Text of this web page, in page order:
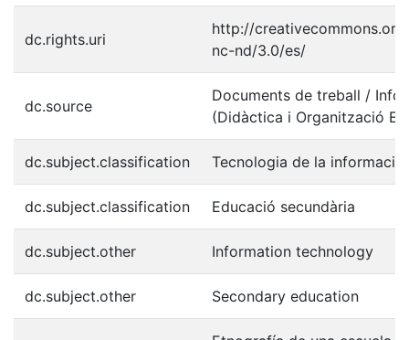
dc.rights.uri
http://
nc-nd/3.0/es/
dc.source
Documents de treball /
(Didàctica i Organització
dc.subject.classification Tecnologia de la informació
dc.subject.classification Educació secundària
dc.subject.other Information technology
dc.subject.other Secondary education